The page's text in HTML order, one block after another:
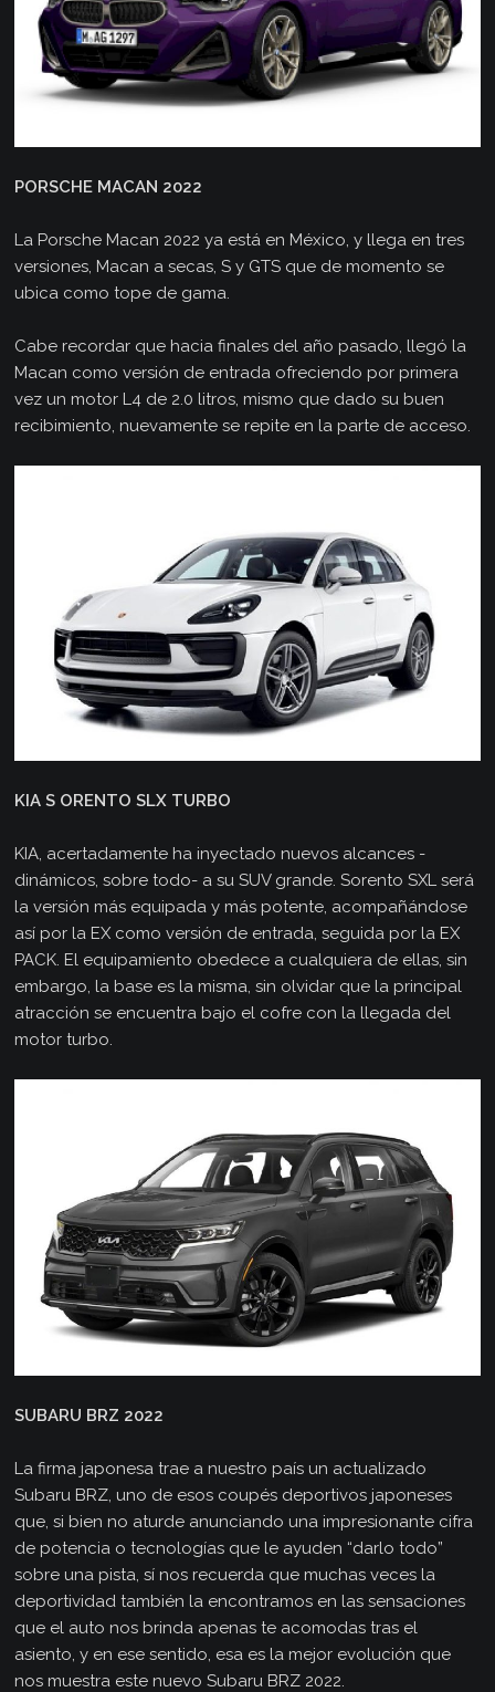
PORSCHE MACAN 2022
La Porsche Macan 2022 ya está en México, y llega en tres
versiones, Macan a secas, S y GTS que de momento se
ubica como tope de gama.
Cabe recordar que hacia finales del año pasado, llegó la
Macan como versión de entrada ofreciendo por primera
vez un motor L4 de 2.0 litros, mismo que dado su buen
recibimiento, nuevamente se repite en la parte de acceso.
KIA S ORENTO SLX TURBO
KIA, acertadamente ha inyectado nuevos alcances -
dinámicos, sobre todo- a su SUV grande. Sorento SXL será
la versión más equipada y más potente, acompañándose
así por la EX como versión de entrada, seguida por la EX
PACK. El equipamiento obedece a cualquiera de ellas, sin
embargo, la base es la misma, sin olvidar que la principal
atracción se encuentra bajo el cofre con la llegada del
motor turbo.
SUBARU BRZ 2022
La firma japonesa trae a nuestro país un actualizado
Subaru BRZ, uno de esos coupés deportivos japoneses
que, si bien no aturde anunciando una impresionante cifra
de potencia o tecnologías que le ayuden “darlo todo”
sobre una pista, sí nos recuerda que muchas veces la
deportividad también la encontramos en las sensaciones
que el auto nos brinda apenas te acomodas tras el
asiento, y en ese sentido, esa es la mejor evolución que
nos muestra este nuevo Subaru BRZ 2022.